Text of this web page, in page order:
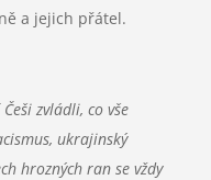
a jejich přátel.
zvládli, co vše
ukrajinský
hrozných ran se vždy